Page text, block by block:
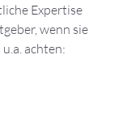
Expertise
wenn sie
achten: